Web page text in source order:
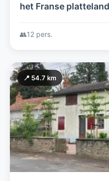
het Franse
👥12 pers.
📍 54.7 km